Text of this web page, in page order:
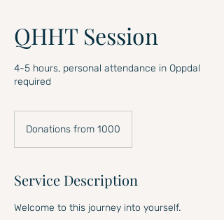
QHHT Session
4-5 hours, personal attendance in Oppdal
required
1000Donations from 1000
Service Description
Welcome to this journey into yourself.